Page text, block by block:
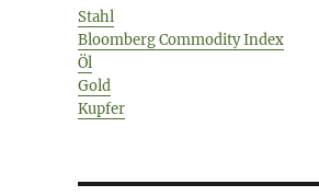
Stahl
Bloomberg Commodity Index
Öl
Gold
Kupfer